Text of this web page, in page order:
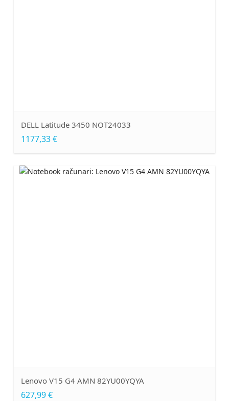
DELL Latitude 3450 NOT24033
1177,33 €
Lenovo V15 G4 AMN 82YU00YQYA
627,99 €